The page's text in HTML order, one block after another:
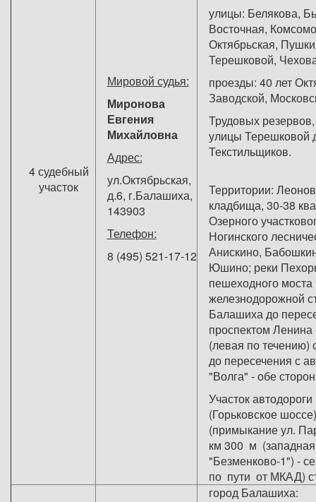
4 судебный
участок
Мировой судья:
Миронова
Евгения
Михайловна
Адрес:
ул.Октябрьская,
д.6, г.Балашиха,
143903
Телефон:
8 (495) 521-17-12
улицы: Белякова,
Восточная,
Октябрьская,
Терешковой,
проезды: 40 лет
Заводской,
Трудовых
улицы Терешковой
Территории:
кладбища, 30-38
Озерного
Ногинского
Анискино,
Юшино; реки
пешеходного моста
железнодорожной
Балашиха до
проспектом Ленина
(левая по течению)
до пересечения с
"Волга" - обе
Участок
(Горьковское
(примыкание ул.
км 300 м
"Безменково-1") -
по пути от МКАД)
город Балашиха: